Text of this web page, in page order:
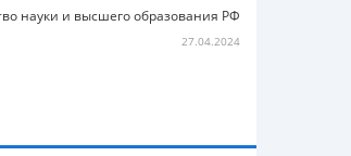
науки и высшего образования РФ
27.04.2024